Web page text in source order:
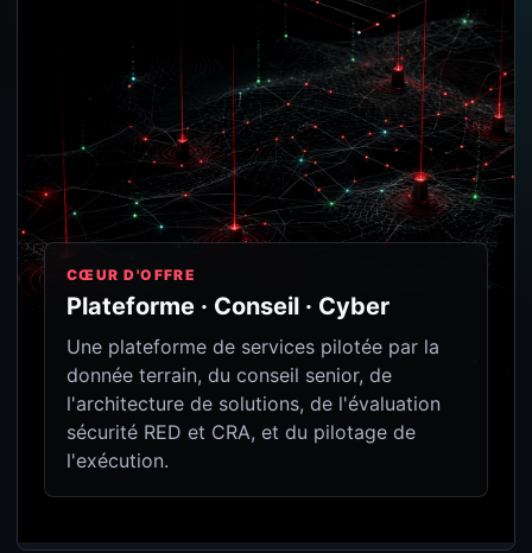
CŒUR D'OFFRE
Plateforme · Conseil · Cyber
Une plateforme de services pilotée par la
donnée terrain, du conseil senior, de
l'architecture de solutions, de l'évaluation
sécurité RED et CRA, et du pilotage de
l'exécution.